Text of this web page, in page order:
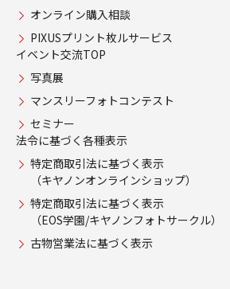
オンライン購入相談
PIXUSプリント枚ルサービス
イベント交流TOP
写真展
マンスリーフォトコンテスト
セミナー
法令に基づく各種表示
特定商取引法に基づく表示
（キヤノンオンラインショップ）
特定商取引法に基づく表示
（EOS学園/キヤノンフォトサークル）
古物営業法に基づく表示